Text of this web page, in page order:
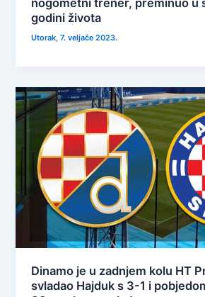
nogometni trener, preminuo u
godini života
Utorak, 7. veljače 2023.
Dinamo je u zadnjem kolu HT
svladao Hajduk s 3-1 i